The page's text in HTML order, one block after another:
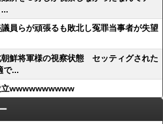
員らが頑張るも敗北し冤罪当事者が失望
鮮将軍様の視察状態 セッティグされた
で...
立wwwwwwwwww